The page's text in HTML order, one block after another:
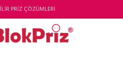
PRİZ ÇÖZÜMLERİ